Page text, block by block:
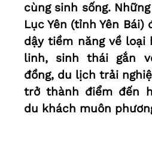
cùng sinh sống.
Lục Yên (tỉnh Yên
dậy tiềm năng về
linh, sinh thái gắn
đồng, du lịch trải
trở thành điểm đến
du khách muôn